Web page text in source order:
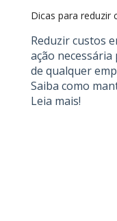
Dicas para reduzir
Reduzir custos
ação
de qualquer
Saiba como
Leia mais!